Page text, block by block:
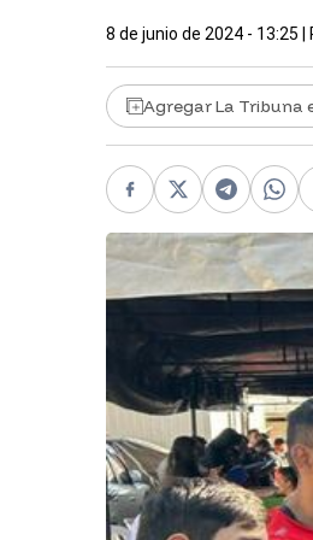
8 de junio de 2024 - 13:25
Agregar La Tribuna
Facebook
X Telegram